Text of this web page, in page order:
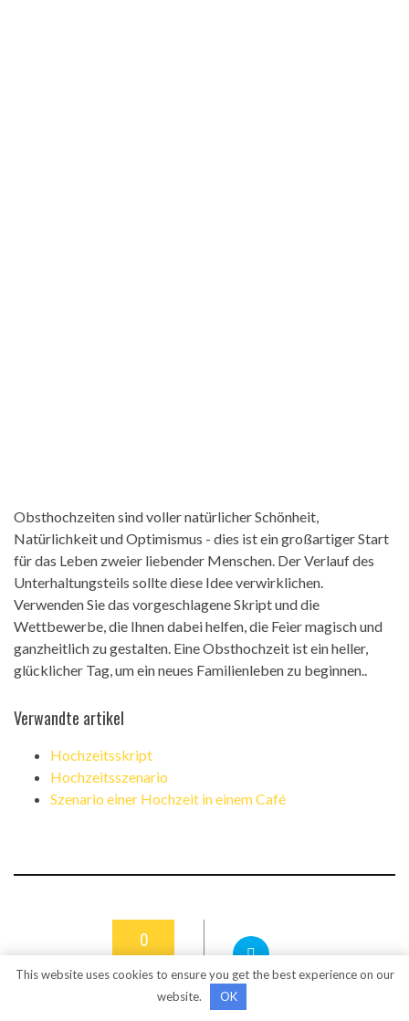
Obsthochzeiten sind voller natürlicher Schönheit,
Natürlichkeit und Optimismus - dies ist ein großartiger Start
für das Leben zweier liebender Menschen. Der Verlauf des
Unterhaltungsteils sollte diese Idee verwirklichen.
Verwenden Sie das vorgeschlagene Skript und die
Wettbewerbe, die Ihnen dabei helfen, die Feier magisch und
ganzheitlich zu gestalten. Eine Obsthochzeit ist ein heller,
glücklicher Tag, um ein neues Familienleben zu beginnen..
Verwandte artikel
Hochzeitsskript
Hochzeitsszenario
Szenario einer Hochzeit in einem Café
0
SHARES
This website uses cookies to ensure you get the best experience on our
website.
OK